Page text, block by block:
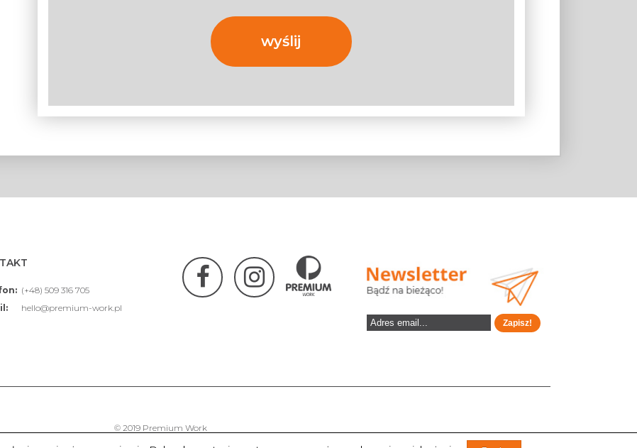
(+48) 509 316 705
hello@premium-work.pl
© 2019 Premium Work